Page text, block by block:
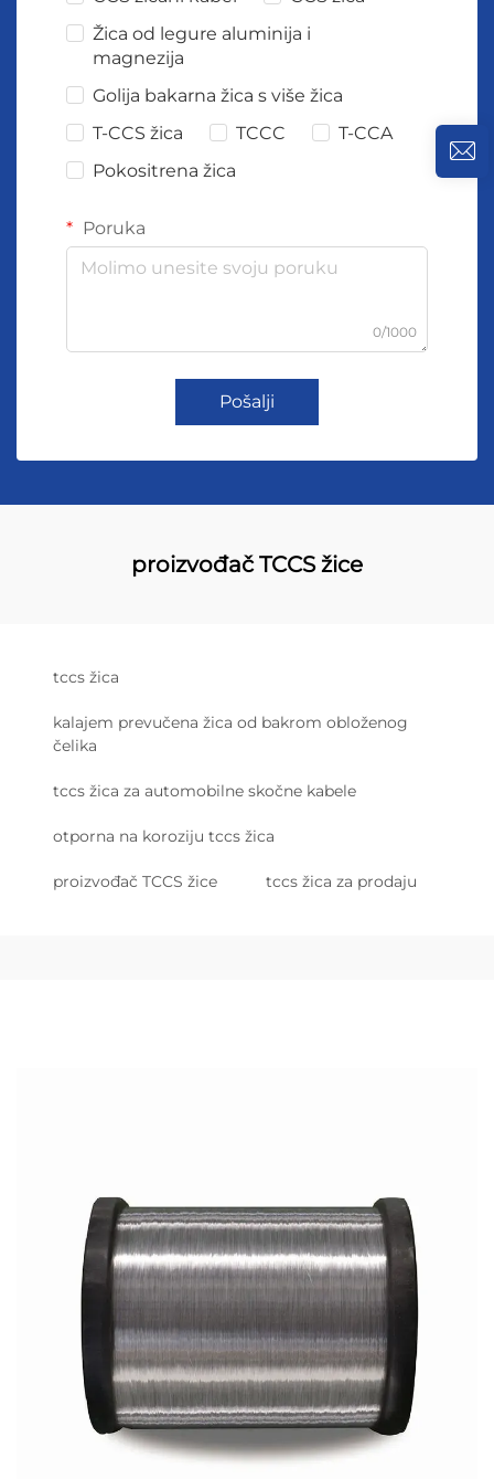
Žica od legure aluminija i
magnezija
Golija bakarna žica s više žica
T-CCS žica
TCCC
T-CCA
Pokositrena žica
Poruka
0/1000
Pošalji
proizvođač TCCS žice
tccs žica
kalajem prevučena žica od bakrom obloženog
čelika
tccs žica za automobilne skočne kabele
otporna na koroziju tccs žica
proizvođač TCCS žice tccs žica za prodaju